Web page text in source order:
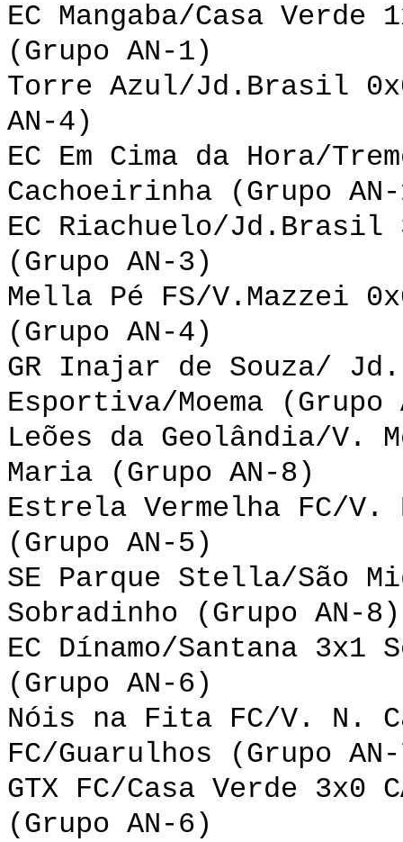
EC Mangaba/Casa Verde
(Grupo AN-1)
Torre Azul/Jd.Brasil
AN-4)
EC Em Cima da Hora/
Cachoeirinha (Grupo
EC Riachuelo/Jd.Brasil
(Grupo AN-3)
Mella Pé FS/V.Mazzei
(Grupo AN-4)
GR Inajar de Souza/ Jd.
Esportiva/Moema (Grupo
Leões da Geolândia/V.
Maria (Grupo AN-8)
Estrela Vermelha FC/V.
(Grupo AN-5)
SE Parque Stella/São
Sobradinho (Grupo AN-8)
EC Dínamo/Santana 3x1
(Grupo AN-6)
Nóis na Fita FC/V. N.
FC/Guarulhos (Grupo
GTX FC/Casa Verde 3x0
(Grupo AN-6)